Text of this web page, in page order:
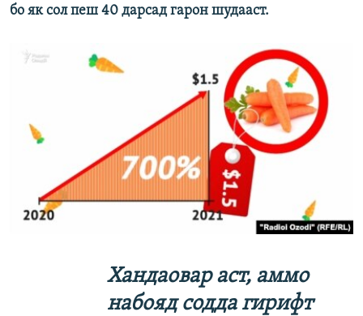
бо як сол пеш 40 дарсад гарон шудааст.
Хандаовар аст, аммо
набояд содда гирифт